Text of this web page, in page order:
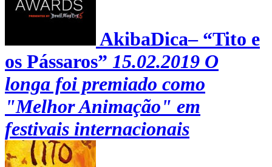
AkibaDica– “Tito e
os Pássaros” 15.02.2019 O
longa foi premiado como
"Melhor Animação" em
festivais internacionais